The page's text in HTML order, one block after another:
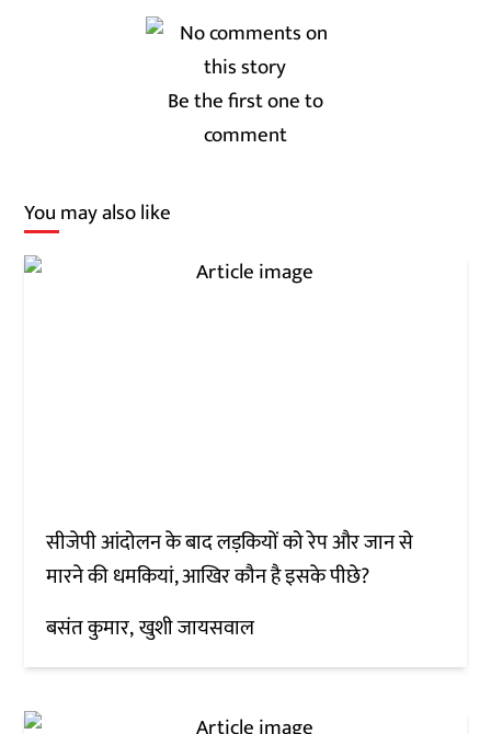
Be the first one to
comment
You may also like
सीजेपी आंदोलन के बाद लड़कियों को रेप और जान से
मारने की धमकियां, आखिर कौन है इसके पीछे?
बसंत कुमार खुशी जायसवाल